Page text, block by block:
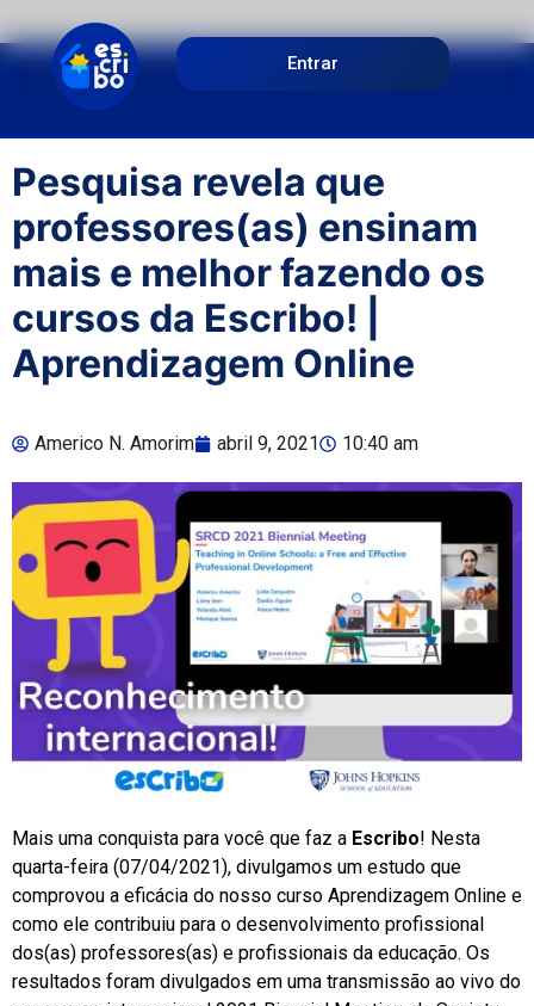
Entrar
Pesquisa revela que
professores(as) ensinam
mais e melhor fazendo os
cursos da Escribo! |
Aprendizagem Online
Americo N. Amorim abril 9, 2021 10:40 am
Mais uma conquista para você que faz a Escribo! Nesta
quarta-feira (07/04/2021), divulgamos um estudo que
comprovou a eficácia do nosso curso Aprendizagem Online e
como ele contribuiu para o desenvolvimento profissional
dos(as) professores(as) e profissionais da educação. Os
resultados foram divulgados em uma transmissão ao vivo do